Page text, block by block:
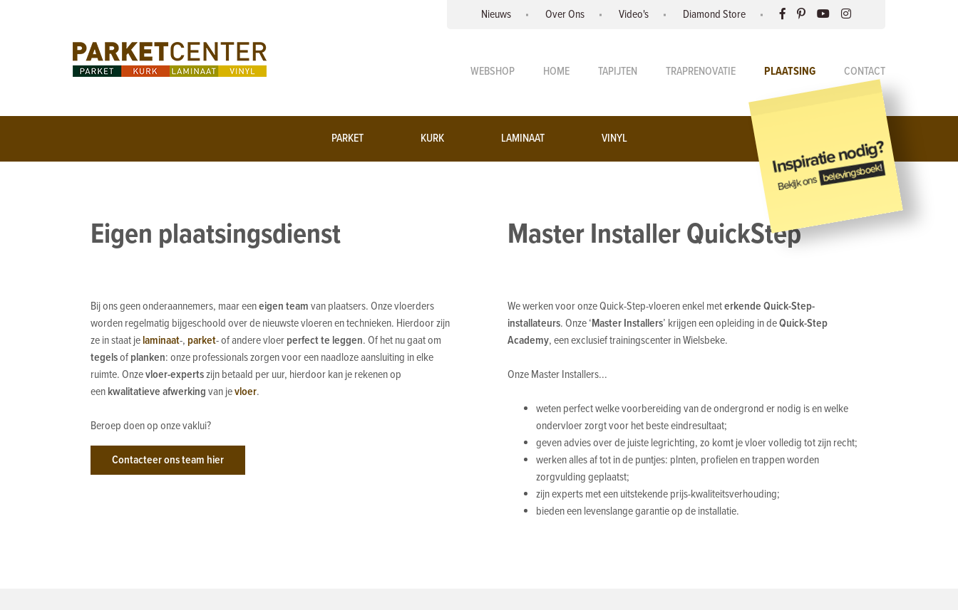
Nieuws Over Ons Video's Diamond Store
WEBSHOP HOME TAPIJTEN TRAPRENOVATIE PLAATSING CONTACT
PARKET KURK LAMINAAT VINYL
Eigen plaatsingsdienst
Bij ons geen onderaannemers, maar eeneigen teamvan plaatsers. Onze vloerders
worden regelmatig bijgeschoold over de nieuwste vloeren en technieken. Hierdoor zijn
ze in staat jelaminaat-, parket- of andere vloerperfect te leggen. Of het nu gaat om
tegelsofplanken: onze professionals zorgen voor een naadloze aansluiting in elke
ruimte. Onzevloer-expertszijn betaald per uur, hierdoor kan je rekenen op
eenkwalitatieve afwerkingvan jevloer.
Beroep doen op onze vaklui?
Contacteer ons team hier
Master Installer QuickStep
We werken voor onze Quick-Step-vloeren enkel meterkende Quick-Step-
installateurs. Onze ‘Master Installers’ krijgen een opleiding in deQuick-Step
Academy, een exclusief trainingscenter in Wielsbeke.
Onze Master Installers...
weten perfect welke voorbereiding van de ondergrond er nodig is en welke
ondervloer zorgt voor het beste eindresultaat;
geven advies over de juiste legrichting, zo komt je vloer volledig tot zijn recht;
werken alles af tot in de puntjes: plnten, profielen en trappen worden
zorgvulding geplaatst;
zijn experts met een uitstekende prijs-kwaliteitsverhouding;
bieden een levenslange garantie op de installatie.